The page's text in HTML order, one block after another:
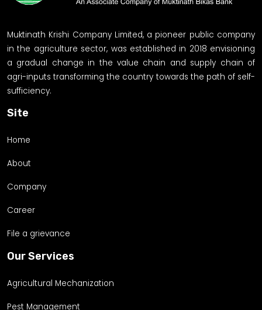
Muktinath Krishi Company Limited, a pioneer public company
in the agriculture sector, was established in 2018 envisioning
a gradual change in the value chain and supply chain of
agri-inputs transforming the country towards the path of self-
sufficiency.
Site
Home
About
Company
Career
File a grievance
Our Services
Agricultural Mechanization
Pest Management